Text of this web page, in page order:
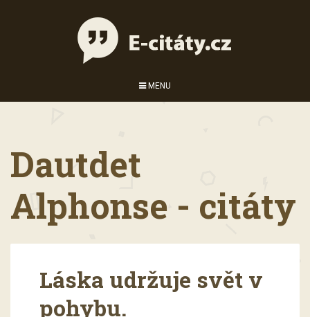
MENU
Dautdet
Alphonse - citáty
Láska udržuje svět v
pohybu.